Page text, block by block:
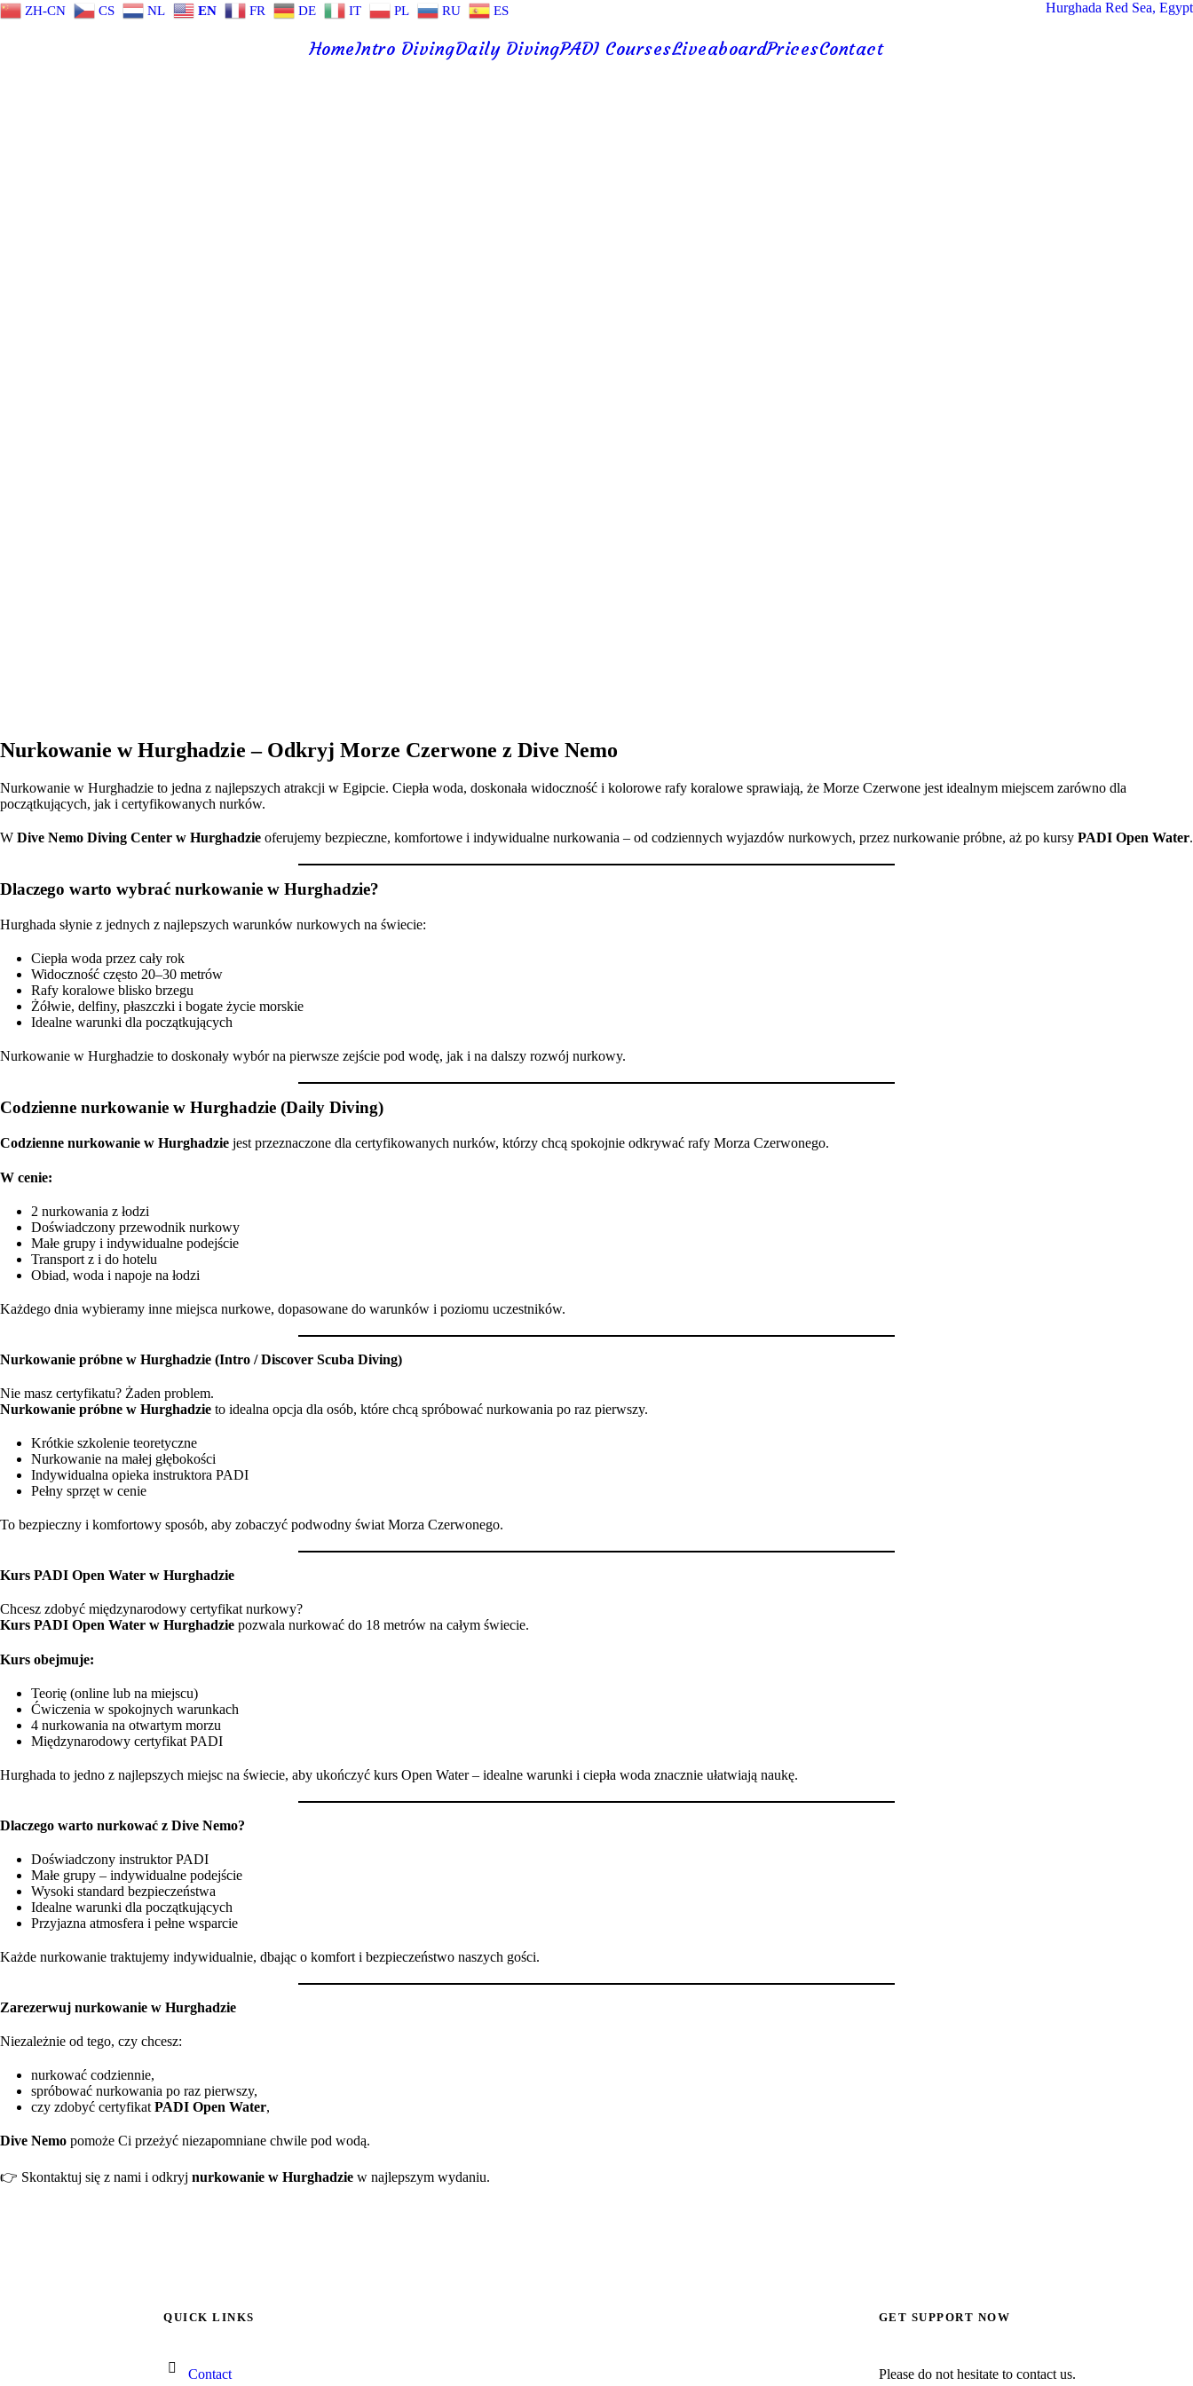
ZH-CN CS NL EN FR DE IT PL RU ES Hurghada Red Sea, Egypt
HomeIntro DivingDaily DivingPADI CoursesLiveaboardPricesContact
Nurkowanie w Hurghadzie – Odkryj Morze Czerwone z Dive Nemo
Nurkowanie w Hurghadzie to jedna z najlepszych atrakcji w Egipcie. Ciepła woda, doskonała widoczność i kolorowe rafy koralowe sprawiają, że Morze Czerwone jest idealnym miejscem zarówno dla
początkujących, jak i certyfikowanych nurków.
W Dive Nemo Diving Center w Hurghadzie oferujemy bezpieczne, komfortowe i indywidualne nurkowania – od codziennych wyjazdów nurkowych, przez nurkowanie próbne, aż po kursy PADI Open Water.
Dlaczego warto wybrać nurkowanie w Hurghadzie?
Hurghada słynie z jednych z najlepszych warunków nurkowych na świecie:
Ciepła woda przez cały rok
Widoczność często 20–30 metrów
Rafy koralowe blisko brzegu
Żółwie, delfiny, płaszczki i bogate życie morskie
Idealne warunki dla początkujących
Nurkowanie w Hurghadzie to doskonały wybór na pierwsze zejście pod wodę, jak i na dalszy rozwój nurkowy.
Codzienne nurkowanie w Hurghadzie (Daily Diving)
Codzienne nurkowanie w Hurghadzie jest przeznaczone dla certyfikowanych nurków, którzy chcą spokojnie odkrywać rafy Morza Czerwonego.
W cenie:
2 nurkowania z łodzi
Doświadczony przewodnik nurkowy
Małe grupy i indywidualne podejście
Transport z i do hotelu
Obiad, woda i napoje na łodzi
Każdego dnia wybieramy inne miejsca nurkowe, dopasowane do warunków i poziomu uczestników.
Nurkowanie próbne w Hurghadzie (Intro / Discover Scuba Diving)
Nie masz certyfikatu? Żaden problem.
Nurkowanie próbne w Hurghadzie to idealna opcja dla osób, które chcą spróbować nurkowania po raz pierwszy.
Krótkie szkolenie teoretyczne
Nurkowanie na małej głębokości
Indywidualna opieka instruktora PADI
Pełny sprzęt w cenie
To bezpieczny i komfortowy sposób, aby zobaczyć podwodny świat Morza Czerwonego.
Kurs PADI Open Water w Hurghadzie
Chcesz zdobyć międzynarodowy certyfikat nurkowy?
Kurs PADI Open Water w Hurghadzie pozwala nurkować do 18 metrów na całym świecie.
Kurs obejmuje:
Teorię (online lub na miejscu)
Ćwiczenia w spokojnych warunkach
4 nurkowania na otwartym morzu
Międzynarodowy certyfikat PADI
Hurghada to jedno z najlepszych miejsc na świecie, aby ukończyć kurs Open Water – idealne warunki i ciepła woda znacznie ułatwiają naukę.
Dlaczego warto nurkować z Dive Nemo?
Doświadczony instruktor PADI
Małe grupy – indywidualne podejście
Wysoki standard bezpieczeństwa
Idealne warunki dla początkujących
Przyjazna atmosfera i pełne wsparcie
Każde nurkowanie traktujemy indywidualnie, dbając o komfort i bezpieczeństwo naszych gości.
Zarezerwuj nurkowanie w Hurghadzie
Niezależnie od tego, czy chcesz:
nurkować codziennie,
spróbować nurkowania po raz pierwszy,
czy zdobyć certyfikat PADI Open Water,
Dive Nemo pomoże Ci przeżyć niezapomniane chwile pod wodą.
👉 Skontaktuj się z nami i odkryj nurkowanie w Hurghadzie w najlepszym wydaniu.
QUICK LINKS
Contact
GET SUPPORT NOW
Please do not hesitate to contact us.